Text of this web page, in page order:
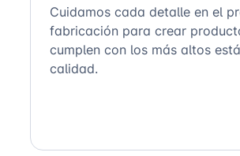
Cuidamos cada detalle en el
fabricación para crear
cumplen con los más altos
calidad.